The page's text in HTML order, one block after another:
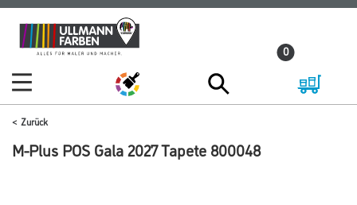
Zum
Inhalt
Zum
Navigationsmenü
0
Zurück
M-Plus POS Gala 2027 Tapete 800048